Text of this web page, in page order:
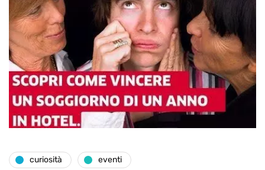
curiosità eventi